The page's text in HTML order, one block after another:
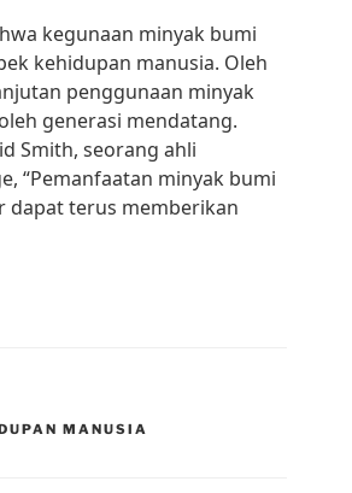
kegunaan minyak bumi
kehidupan manusia. Oleh
penggunaan minyak
generasi mendatang.
Smith, seorang ahli
“Pemanfaatan minyak bumi
dapat terus memberikan
MANUSIA